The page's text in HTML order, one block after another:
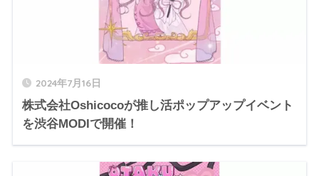
2024年7月16日
株式会社Oshicocoが推し活ポップアップイベント
を渋谷MODIで開催！